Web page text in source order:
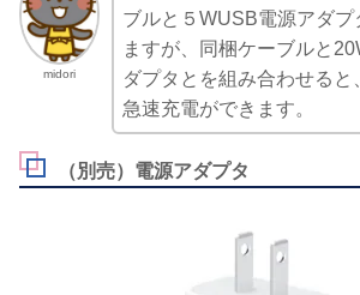
midori
ブルと５WUSB電源アダプ
ますが、同梱ケーブルと
ダプタとを組み合わせると
急速充電ができます。
（別売）電源アダプタ